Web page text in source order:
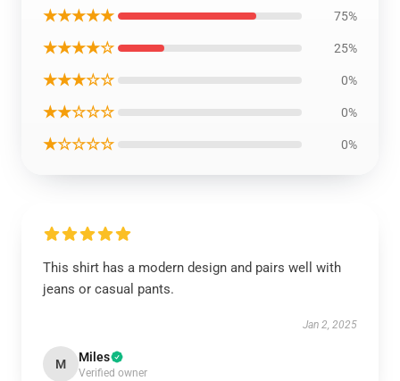
★★★★★ 75%
★★★★☆ 25%
★★★☆☆ 0%
★★☆☆☆ 0%
★☆☆☆☆ 0%
This shirt has a modern design and pairs well with
jeans or casual pants.
Jan 2, 2025
M Miles
Verified owner